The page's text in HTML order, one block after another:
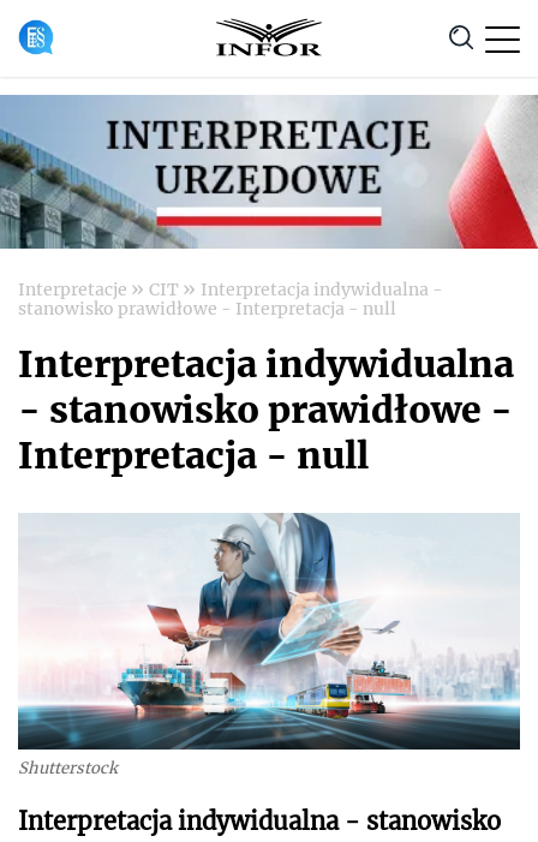
Anuluj
Interpretacje » CIT » Interpretacja indywidualna -
stanowisko prawidłowe - Interpretacja - null
Interpretacja indywidualna
- stanowisko prawidłowe -
Interpretacja - null
Shutterstock
Interpretacja indywidualna - stanowisko